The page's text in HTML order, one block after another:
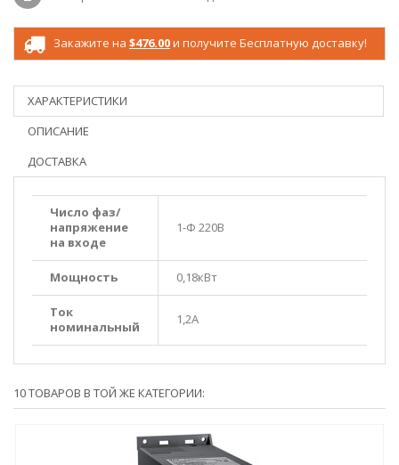
Закажите на $476.00и получите Бесплатную доставку!
ХАРАКТЕРИСТИКИ
ОПИСАНИЕ
ДОСТАВКА
Число фаз/
напряжение
на входе
1-Ф 220В
Мощность 0,18кВт
Ток
номинальный
1,2А
10 ТОВАРОВ В ТОЙ ЖЕ КАТЕГОРИИ: